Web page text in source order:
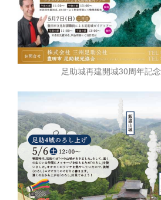
足助城再建開城30周年記